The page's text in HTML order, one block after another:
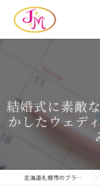
結婚式に素敵
かしたウェデ
北海道札幌市のブライダルならヘアメイクジェイエム